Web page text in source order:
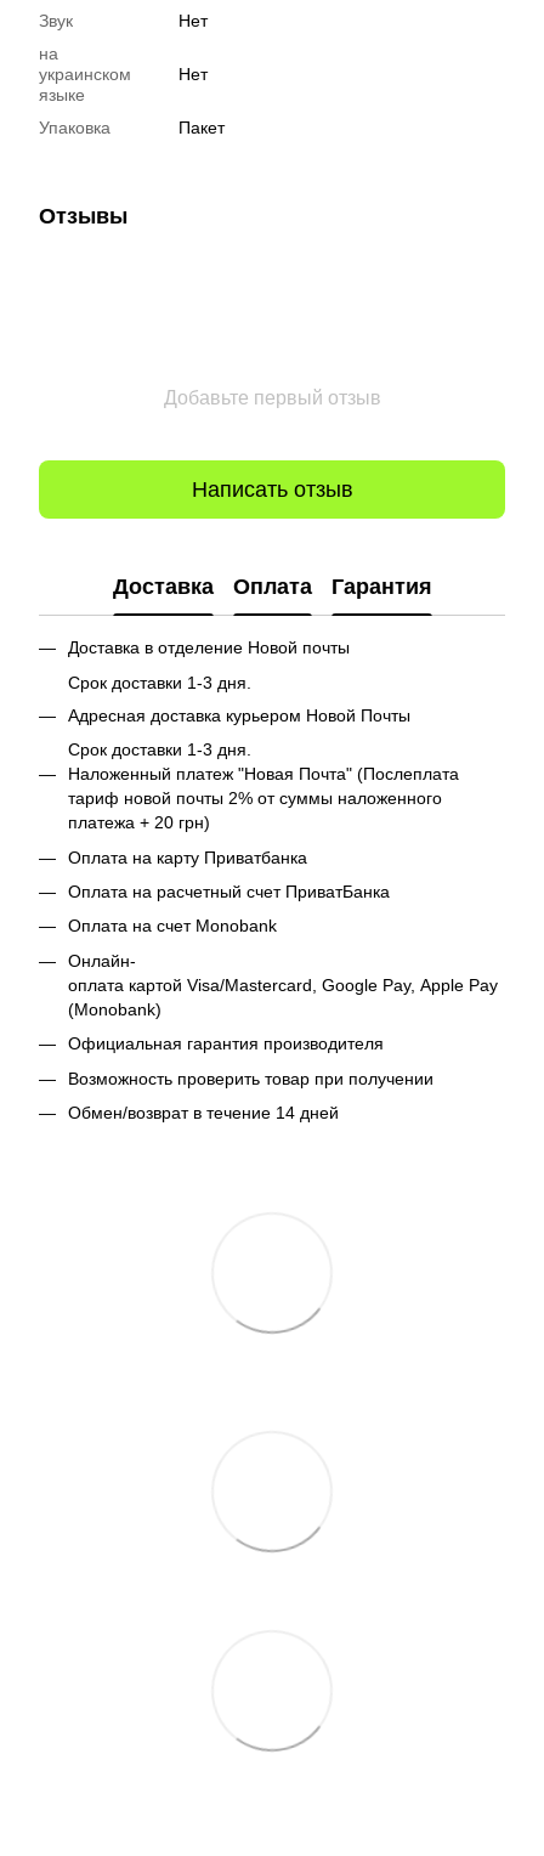
Звук
Нет
на
украинском
языке
Нет
Упаковка Пакет
Отзывы
Добавьте первый отзыв
Написать отзыв
Доставка Оплата Гарантия
Доставка в отделение Новой почты
Срок доставки 1-3 дня.
Адресная доставка курьером Новой Почты
Срок доставки 1-3 дня.
Наложенный платеж "Новая Почта" (Послеплата
тариф новой почты 2% от суммы наложенного
платежа + 20 грн)
Оплата на карту Приватбанка
Оплата на расчетный счет ПриватБанка
Оплата на счет Monobank
Онлайн-
оплата картой Visa/Mastercard, Google Pay, Apple Pay
(Monobank)
Официальная гарантия производителя
Возможность проверить товар при получении
Обмен/возврат в течение 14 дней